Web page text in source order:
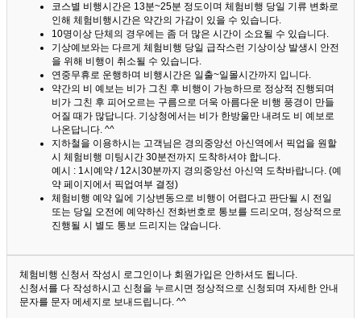
코스별 비행시간은 13분~25분 정도이며 체험비행 당일 기류 변화로
인해 체험비행시간은 약간의 가감이 있을 수 있습니다.
10명이상 단체의 경우에는 좀 더 많은 시간이 소요될 수 있습니다.
기상예보와는 다르게 체험비행 당일 급작스런 기상이상 발생시 안전
을 위해 비행이 취소될 수 있습니다.
연중무휴로 운행하며 비행시간은 일출~일몰시간까지 입니다.
약간의 비 예보는 비가 그친 후 비행이 가능하므로 정상적 진행되며
비가 그친 후 피어오르는 구름으로 더욱 아름다운 비행 풍경이 만들
어질 때가 많답니다. 기상청에서는 비가 한방울만 내려도 비 예보로
나온답니다. ^^
지하철을 이용하시는 고객님은 경의중앙선 아신역에서 픽업을 원할
시 체험비행 미팅시간 30분전까지 도착하셔야 합니다.
예시 : 1시예약 / 12시30분까지 경의중앙선 아신역 도착바랍니다. (예
약 페이지에서 픽업여부 결정)
체험비행 예약 일에 기상변동으로 비행이 어렵다고 판단될 시 전일
또는 당일 오전에 예약하신 전화번호로 통보를 드리오며, 정상적으로
진행될 시 별도 통보 드리지는 않습니다.
체험비행 신청서 작성시 로그인이나 회원가입은 안하셔도 됩니다.
신청서를 다 작성하시고 신청을 누르시면 정상적으로 신청되며 자세한 안내
문자를 문자 메세지로 보내드립니다. ^^